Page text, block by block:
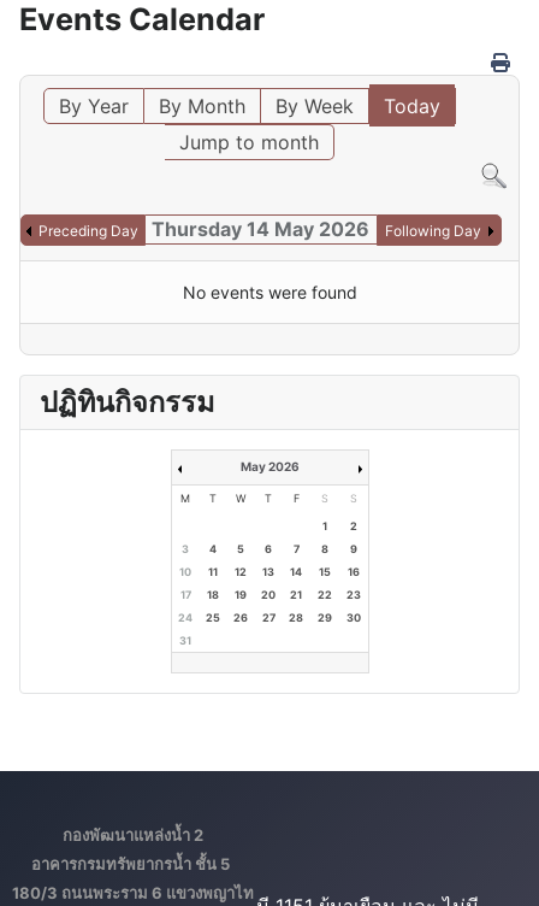
Events Calendar
By Year By Month By Week
Today
Jump to month
Preceding Day Thursday 14 May 2026 Following Day
No events were found
ปฏิทินกิจกรรม
May 2026
M T W T F S S
1
2
3
4 5 6 7 8
9
10
11 12 13 14 15
16
17
18 19 20 21 22
23
24
25 26 27 28 29
30
31
กองพัฒนาแหล่งน้ำ 2
อาคารกรมทรัพยากรน้ำ ชั้น 5
180/3 ถนนพระราม 6 แขวงพญาไท